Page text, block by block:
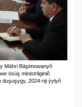
Mähri Bäşimowanyň
ösüş ministrliginiň
duşuşygy, 2024-nji ýylyň